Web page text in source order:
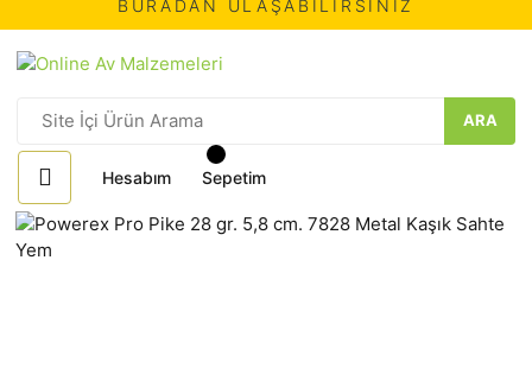
BURADAN ULAŞABİLİRSİNİZ
ARA
Hesabım Sepetim